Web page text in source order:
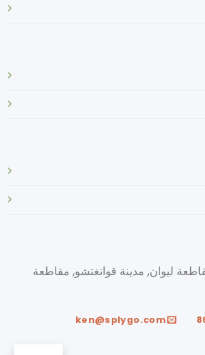
مقاطعة ليوان, مدينة قوانغتشو, مقاطعة
ken@splygo.com